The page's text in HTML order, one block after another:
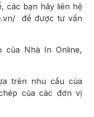
các bạn hãy liên hệ
để được tư vấn
Nhà In Online,
trên nhu cầu của
của các đơn vị